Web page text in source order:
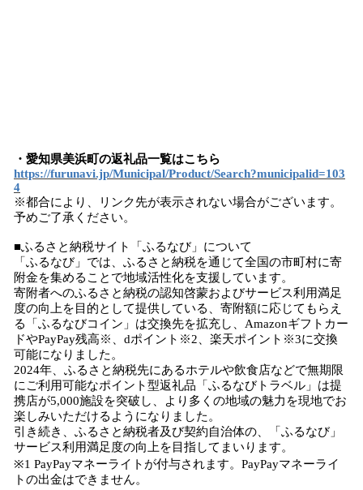
・愛知県美浜町の返礼品一覧はこちら
https://furunavi.jp/Municipal/Product/Search?municipalid=103
4
※都合により、リンク先が表示されない場合がございます。
予めご了承ください。
■ふるさと納税サイト「ふるなび」について
「ふるなび」では、ふるさと納税を通じて全国の市町村に寄
附金を集めることで地域活性化を支援しています。
寄附者へのふるさと納税の認知啓蒙およびサービス利用満足
度の向上を目的として提供している、寄附額に応じてもらえ
る「ふるなびコイン」は交換先を拡充し、Amazonギフトカー
ドやPayPay残高※、dポイント※2、楽天ポイント※3に交換
可能になりました。
2024年、ふるさと納税先にあるホテルや飲食店などで無期限
にご利用可能なポイント型返礼品「ふるなびトラベル」は提
携店が5,000施設を突破し、より多くの地域の魅力を現地でお
楽しみいただけるようになりました。
引き続き、ふるさと納税者及び契約自治体の、「ふるなび」
サービス利用満足度の向上を目指してまいります。
※1 PayPayマネーライトが付与されます。PayPayマネーライ
トの出金はできません。